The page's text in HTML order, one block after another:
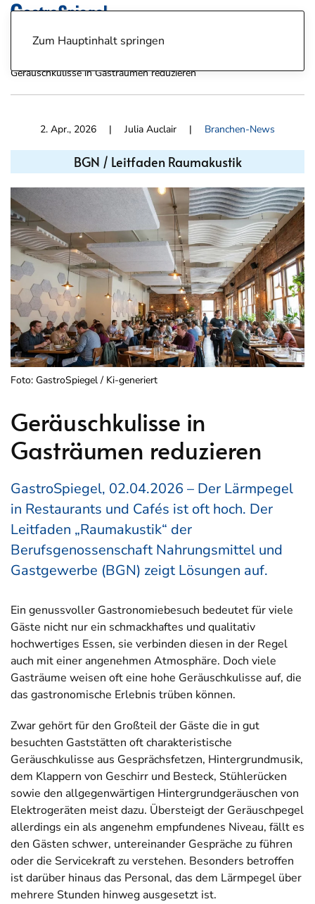
Zum Hauptinhalt springen
Geräuschkulisse in Gasträumen reduzieren
2. Apr., 2026 | Julia Auclair | Branchen-News
BGN / Leitfaden Raumakustik
Foto: GastroSpiegel / Ki-generiert
Geräuschkulisse in
Gasträumen reduzieren
GastroSpiegel, 02.04.2026 – Der Lärmpegel
in Restaurants und Cafés ist oft hoch. Der
Leitfaden „Raumakustik“ der
Berufsgenossenschaft Nahrungsmittel und
Gastgewerbe (BGN) zeigt Lösungen auf.
Ein genussvoller Gastronomiebesuch bedeutet für viele
Gäste nicht nur ein schmackhaftes und qualitativ
hochwertiges Essen, sie verbinden diesen in der Regel
auch mit einer angenehmen Atmosphäre. Doch viele
Gasträume weisen oft eine hohe Geräuschkulisse auf, die
das gastronomische Erlebnis trüben können.
Zwar gehört für den Großteil der Gäste die in gut
besuchten Gaststätten oft charakteristische
Geräuschkulisse aus Gesprächsfetzen, Hintergrundmusik,
dem Klappern von Geschirr und Besteck, Stühlerücken
sowie den allgegenwärtigen Hintergrundgeräuschen von
Elektrogeräten meist dazu. Übersteigt der Geräuschpegel
allerdings ein als angenehm empfundenes Niveau, fällt es
den Gästen schwer, untereinander Gespräche zu führen
oder die Servicekraft zu verstehen. Besonders betroffen
ist darüber hinaus das Personal, das dem Lärmpegel über
mehrere Stunden hinweg ausgesetzt ist.